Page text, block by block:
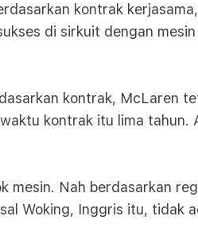
kontrak
di sirkuit dengan
kontrak, McLaren
kontrak itu lima tahun.
mesin. Nah berdasarkan
Woking, Inggris itu, tidak